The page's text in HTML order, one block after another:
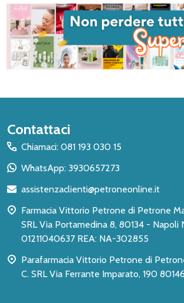
Inizio
del
piè
pagina
Contattaci
Chiamaci: 081 193 030 15
WhatsApp: 3930657273
assistenzaclienti@petroneonline.it
Farmacia Vittorio Petrone di Petrone
SRL Via Portamedina 8, 80134 - Napoli NA P.IVA:
01211040637 REA: NA-302855
Parafarmacia Vittorio Petrone di
C. SRL Via Ferrante Imparato, 190